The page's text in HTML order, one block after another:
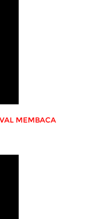
MEMBACA